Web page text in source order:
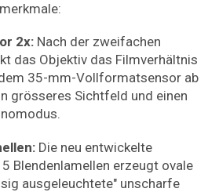
2x: Nach der zweifachen
das Objektiv das Filmverhältnis
35-mm-Vollformatsensor ab
grösseres Sichtfeld und einen
Die neu entwickelte
Blendenlamellen erzeugt ovale
ausgeleuchtete" unscharfe